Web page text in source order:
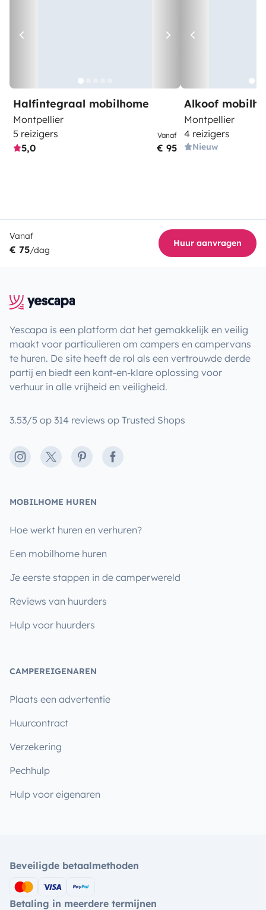
Halfintegraal mobilhome
Montpellier
5 reizigers
5,0
Vanaf
€ 95
Alkoof
Montpellier
4 reizigers
Nieuw
Vanaf
€ 75/dag
Huur aanvragen
Yescapa is een platform dat het gemakkelijk en veilig
maakt voor particulieren om campers en campervans
te huren. De site heeft de rol als een vertrouwde derde
partij en biedt een kant-en-klare oplossing voor
verhuur in alle vrijheid en veiligheid.
3.53/5 op 314 reviews op Trusted Shops
Instagram
X PinterestFacebook
MOBILHOME HUREN
Hoe werkt huren en verhuren?
Een mobilhome huren
Je eerste stappen in de camperwereld
Reviews van huurders
Hulp voor huurders
CAMPEREIGENAREN
Plaats een advertentie
Huurcontract
Verzekering
Pechhulp
Hulp voor eigenaren
Beveiligde betaalmethoden
Betaling in meerdere termijnen